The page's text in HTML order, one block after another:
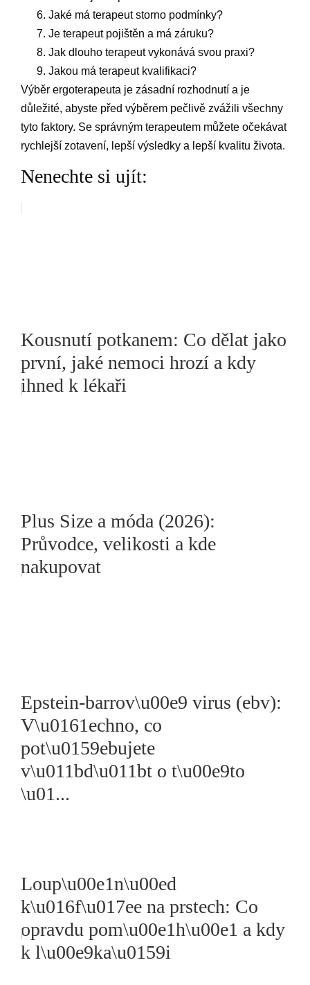
Jaké má terapeut storno podmínky?
Je terapeut pojištěn a má záruku?
Jak dlouho terapeut vykonává svou praxi?
Jakou má terapeut kvalifikaci?
Výběr ergoterapeuta je zásadní rozhodnutí a je
důležité, abyste před výběrem pečlivě zvážili všechny
tyto faktory. Se správným terapeutem můžete očekávat
rychlejší zotavení, lepší výsledky a lepší kvalitu života.
Nenechte si ujít:
Kousnutí potkanem: Co dělat jako
první, jaké nemoci hrozí a kdy
ihned k lékaři
Plus Size a móda (2026):
Průvodce, velikosti a kde
nakupovat
Epstein-barrov\u00e9 virus (ebv):
V\u0161echno, co
pot\u0159ebujete
v\u011bd\u011bt o t\u00e9to
\u01...
Loup\u00e1n\u00ed
k\u016f\u017ee na prstech: Co
opravdu pom\u00e1h\u00e1 a kdy
k l\u00e9ka\u0159i